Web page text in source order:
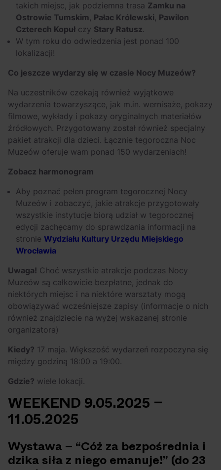
takich miejsc, jak podziemna trasa Zamku na
Ostrowie Tumskim, Pałac Królewski, Pawilon
Czterech Kopuł czy Stary Ratusz.
W tym roku do odwiedzenia jest ponad 100
lokalizacji!
Co jeszcze wydarzy się w czasie Nocy Muzeów?
Na uczestników czekają również wyjątkowe
wydarzenia towarzyszące, jak m.in. wernisaże, pokazy
filmowe, wykłady i pokazy oryginalnych materiałów
źródłowych. Przygotowany został również specjalny
pakiet atrakcji dla dzieci. Łącznie tegoroczna Noc
Muzeów oferuje wam ponad 150 wydarzeniach!
Zobacz harmonogram
Aby poznać pełen program tegorocznej Nocy
Muzeów i zobaczyć, jakie atrakcje przygotowały
wszystkie instytucje biorą udział w tegorocznej
edycji zachęcamy do sprawdzania informacji na
stronie Wydziału Kultury Urzędu Miejskiego
Wrocławia
Uwaga! Choć wszystkie atrakcje podczas Nocy
Muzeów są całkowicie bezpłatne, jednak do
niektórych miejsc i na niektóre warsztaty mogą
obowiązywać wcześniejsze zapisy (informacje o nich
również znajdziecie na wyżej wskazanej stronie
organizatora)
Kiedy? 17 maja. Większość wydarzeń rozpoczyna się
między godziną 18:00 a 19:00.
Gdzie? wiele lokacji.
WEEKEND 9.05.2025 –
11.05.2025
Wystawa – “Cóż za bezpośrednia i
dzika siła z niego emanuje!” (do 23